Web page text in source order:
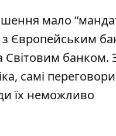
мало
з Європейським
Світовим банком.
самі переговори
їх неможливо